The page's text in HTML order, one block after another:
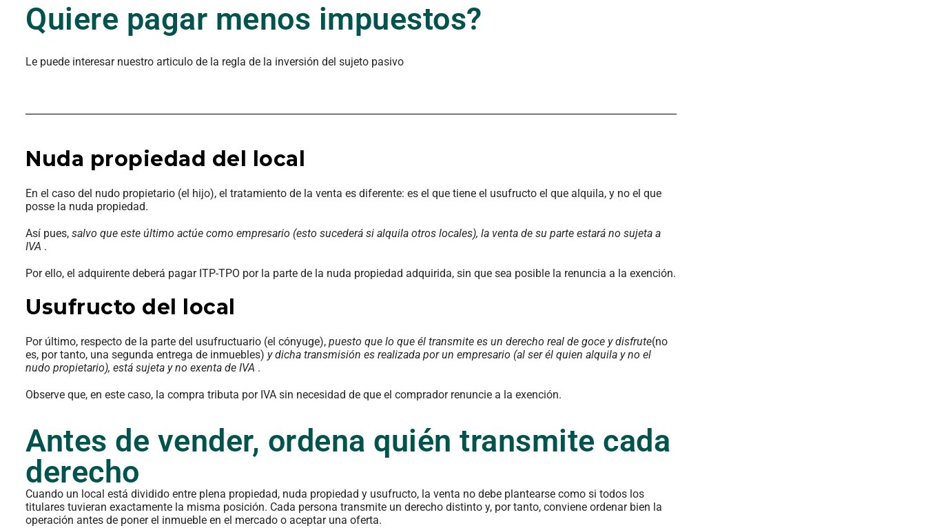
Quiere pagar menos impuestos?
Le puede interesar nuestro articulo de la regla de la inversión del sujeto pasivo
Nuda propiedad del local
En el caso del nudo propietario (el hijo), el tratamiento de la venta es diferente: es el que tiene el usufructo el que alquila, y no el que
posse la nuda propiedad.
Así pues, salvo que este último actúe como empresario (esto sucederá si alquila otros locales), la venta de su parte estará no sujeta a
IVA .
Por ello, el adquirente deberá pagar ITP-TPO por la parte de la nuda propiedad adquirida, sin que sea posible la renuncia a la exención.
Usufructo del local
Por último, respecto de la parte del usufructuario (el cónyuge), puesto que lo que él transmite es un derecho real de goce y disfrute(no
es, por tanto, una segunda entrega de inmuebles) y dicha transmisión es realizada por un empresario (al ser él quien alquila y no el
nudo propietario), está sujeta y no exenta de IVA .
Observe que, en este caso, la compra tributa por IVA sin necesidad de que el comprador renuncie a la exención.
Antes de vender, ordena quién transmite cada
derecho
Cuando un local está dividido entre plena propiedad, nuda propiedad y usufructo, la venta no debe plantearse como si todos los
titulares tuvieran exactamente la misma posición. Cada persona transmite un derecho distinto y, por tanto, conviene ordenar bien la
operación antes de poner el inmueble en el mercado o aceptar una oferta.